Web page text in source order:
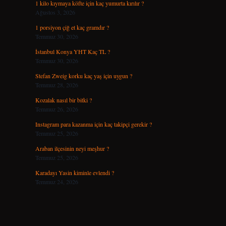
1 kilo kıymaya köfte için kaç yumurta kırılır ?
Ağustos 3, 2026
1 porsiyon çiğ et kaç gramdır ?
Temmuz 30, 2026
İstanbul Konya YHT Kaç TL ?
Temmuz 30, 2026
Stefan Zweig korku kaç yaş için uygun ?
Temmuz 28, 2026
Kozalak nasıl bir bitki ?
Temmuz 26, 2026
Instagram para kazanma için kaç takipçi gerekir ?
Temmuz 25, 2026
Araban ilçesinin neyi meşhur ?
Temmuz 25, 2026
Karadayı Yasin kiminle evlendi ?
Temmuz 24, 2026